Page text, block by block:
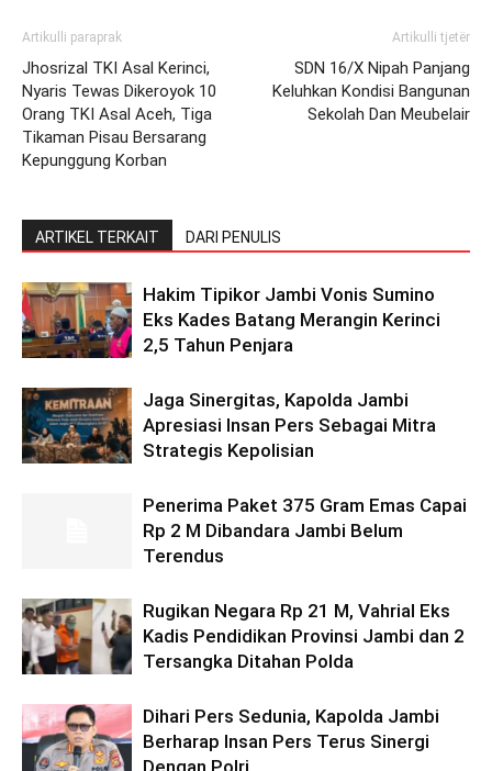
Artikulli paraprak
Jhosrizal TKI Asal Kerinci,
Nyaris Tewas Dikeroyok 10
Orang TKI Asal Aceh, Tiga
Tikaman Pisau Bersarang
Kepunggung Korban
Artikulli tjetër
SDN 16/X Nipah Panjang
Keluhkan Kondisi Bangunan
Sekolah Dan Meubelair
ARTIKEL TERKAIT DARI PENULIS
Hakim Tipikor Jambi Vonis Sumino
Eks Kades Batang Merangin Kerinci
2,5 Tahun Penjara
Jaga Sinergitas, Kapolda Jambi
Apresiasi Insan Pers Sebagai Mitra
Strategis Kepolisian
Penerima Paket 375 Gram Emas Capai
Rp 2 M Dibandara Jambi Belum
Terendus
Rugikan Negara Rp 21 M, Vahrial Eks
Kadis Pendidikan Provinsi Jambi dan 2
Tersangka Ditahan Polda
Dihari Pers Sedunia, Kapolda Jambi
Berharap Insan Pers Terus Sinergi
Dengan Polri